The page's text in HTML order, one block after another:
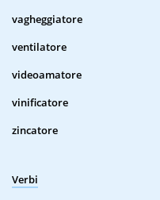
vagheggiatore
ventilatore
videoamatore
vinificatore
zincatore
Verbi